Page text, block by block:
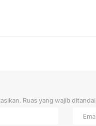
Ruas yang wajib ditandai